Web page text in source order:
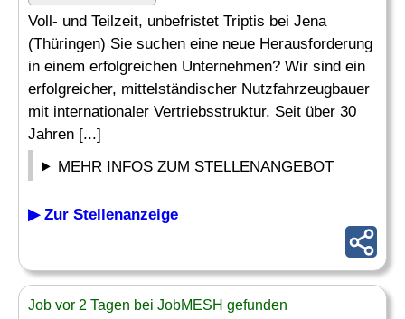
Voll- und Teilzeit, unbefristet Triptis bei Jena
(Thüringen) Sie suchen eine neue Herausforderung
in einem erfolgreichen Unternehmen? Wir sind ein
erfolgreicher, mittelständischer Nutzfahrzeugbauer
mit internationaler Vertriebsstruktur. Seit über 30
Jahren [...]
MEHR INFOS ZUM STELLENANGEBOT
▶ Zur Stellenanzeige
Job vor 2 Tagen bei JobMESH gefunden